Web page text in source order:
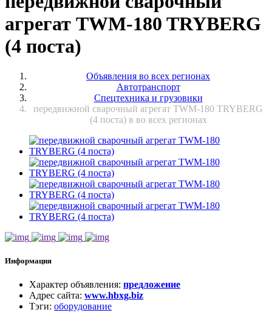
агрегат TWM-180 TRYBERG
(4 поста)
Объявления во всех регионах
Автотранспорт
Спецтехника и грузовики
передвижной сварочный агрегат TWM-180 TRYBERG
(4 поста) в во всех регионах
Информация
Характер объявления: предложение
Адрес сайта: www.hbxg.biz
Тэги: оборудование